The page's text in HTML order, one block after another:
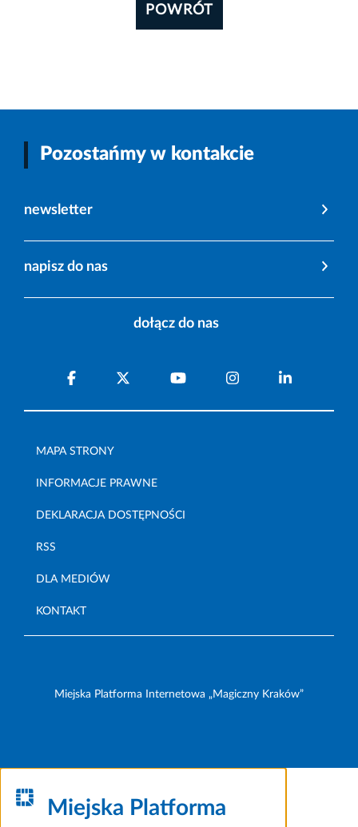
POWRÓT
Pozostańmy w kontakcie
newsletter
napisz do nas
dołącz do nas
MAPA STRONY
INFORMACJE PRAWNE
DEKLARACJA DOSTĘPNOŚCI
RSS
DLA MEDIÓW
KONTAKT
Miejska Platforma Internetowa „Magiczny Kraków”
Miejska Platforma